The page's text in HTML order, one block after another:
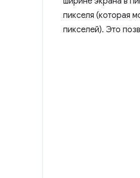
пикселя (которая
пикселей). Это